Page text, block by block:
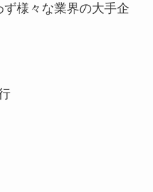
様々な業界の大手企